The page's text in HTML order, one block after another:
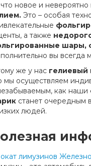
новое и
Это – особая
а также
шары,
вы всегда
же у нас гелиевый
мы осуществляем
как наши
станет очередным
людей.
лимузинов